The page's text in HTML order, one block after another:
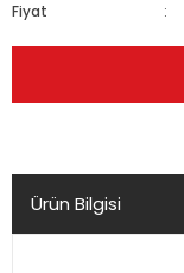
Fiyat
Ürün Bilgisi